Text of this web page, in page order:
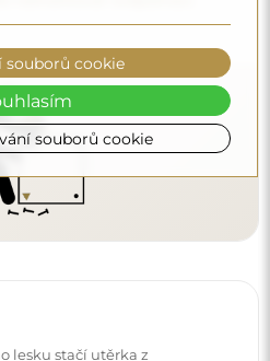
blogu.
domů, díky které
souborů cookie
souborů cookie